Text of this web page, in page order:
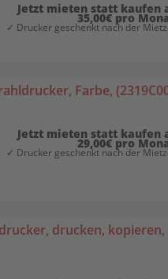
Jetzt mieten statt kaufen
35,00€ pro
✓ Drucker geschenkt nach der
Farbe,
Jetzt mieten statt kaufen
29,00€ pro
✓ Drucker geschenkt nach der
drucken,